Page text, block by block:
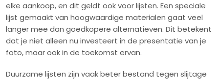
elke aankoop, en dit geldt ook voor lijsten. Een speciale
lijst gemaakt van hoogwaardige materialen gaat veel
langer mee dan goedkopere alternatieven. Dit betekent
dat je niet alleen nu investeert in de presentatie van je
foto, maar ook in de toekomst ervan.
Duurzame lijsten zijn vaak beter bestand tegen slijtage